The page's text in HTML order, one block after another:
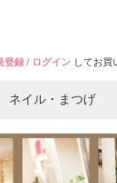
登録 / ログイン してお買
ネイル・まつげ